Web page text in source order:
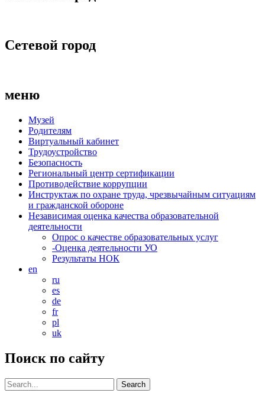
Сетевой город
меню
Музей
Родителям
Виртуальный кабинет
Трудоустройство
Безопасность
Региональный центр сертификации
Противодействие коррупции
Инструктаж по охране труда, чрезвычайным ситуациям
и гражданской обороне
Независимая оценка качества образовательной
деятельности
Опрос о качестве образовательных услуг
-Оценка деятельности УО
Результаты НОК
en
ru
es
de
fr
pl
uk
Поиск по сайту
Search
for: